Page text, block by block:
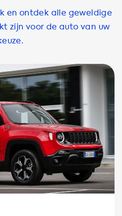
en ontdek alle geweldige
zijn voor de auto van uw